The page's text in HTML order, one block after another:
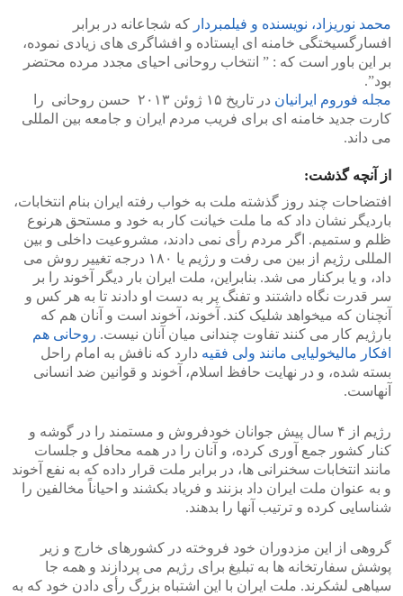
محمد نوریزاد، نویسنده و فیلمبردار که شجاعانه در برابر
افسارگسیختگی خامنه ای ایستاده و افشاگری های زیادی نموده،
بر این باور است که : ” انتخاب روحانی احیای مجدد مرده‌ محتضر
بود”.
مجله فوروم ایرانیان
در تاریخ ۱۵ ژوئن ۲۰۱۳ حسن روحانی را
کارت جدید خامنه ای برای فریب مردم ایران و جامعه بین المللی
می داند.
از آنچه گذشت:
افتضاحات چند روز گذشته ملت به خواب رفته ایران بنام انتخابات،
باردیگر نشان داد که ما ملت خیانت کار به خود و مستحق هرنوع
ظلم و ستمیم. اگر مردم رأی نمی دادند، مشروعیت داخلی و بین
المللی رژیم از بین می رفت و رژیم یا ۱۸۰ درجه تغییر روش می
داد، و یا برکنار می شد. بنابراین، ملت ایران بار دیگر آخوند را بر
سر قدرت نگاه داشتند و تفنگ پر به دست او دادند تا به هر کس و
آنچنان که میخواهد شلیک کند. آخوند، آخوند است و آنان هم که
بارژیم کار می کنند تفاوت چندانی میان آنان نیست. روحانی هم
افکار مالیخولیایی مانند ولی فقیه دارد که نافش به امام راحل
بسته شده، و در نهایت حافظ اسلام، آخوند و قوانین ضد انسانی
آنهاست.
رژیم از ۴ سال پیش جوانان خودفروش و مستمند را در گوشه و
کنار کشور جمع آوری کرده، و آنان را در همه محافل و جلسات
مانند انتخابات سخنرانی ها، در برابر ملت قرار داده که به نفع آخوند
و به عنوان ملت ایران داد بزنند و فریاد بکشند و احیاناً مخالفین را
شناسایی کرده و ترتیب آنها را بدهند.
گروهی از این مزدوران خود فروخته در کشورهای خارج و زیر
پوشش سفارتخانه ها به تبلیغ برای رژیم می پردازند و همه جا
سیاهی لشکرند. ملت ایران با این اشتباه بزرگ رأی دادن خود که به